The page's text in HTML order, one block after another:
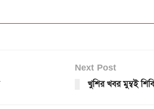
Next Post
খুশির খবর মুম্বই